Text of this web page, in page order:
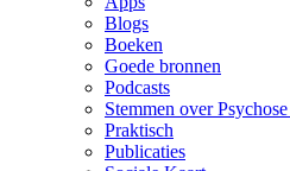
Blogs
Boeken
Goede bronnen
Podcasts
Stemmen over
Praktisch
Publicaties